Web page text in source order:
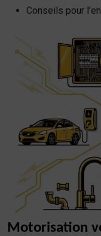
Conseils pour
Motorisation